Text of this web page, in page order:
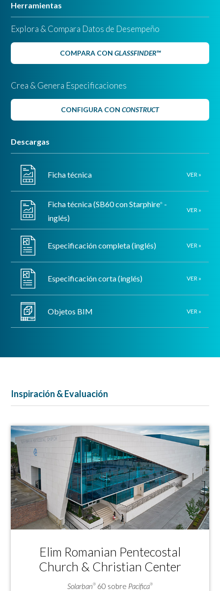
Herramientas
Explora & Compara Datos de Desempeño
COMPARA CON GLASSFINDER™
Crea & Genera Especificaciones
CONFIGURA CON CONSTRUCT
Descargas
Ficha técnica VER »
Ficha técnica (SB60 con Starphire® -
inglés)
VER »
Especificación completa (inglés) VER »
Especificación corta (inglés) VER »
Objetos BIM VER »
Inspiración & Evaluación
Elim Romanian Pentecostal
Church & Christian Center
Solarban® 60 sobre Pacifica®